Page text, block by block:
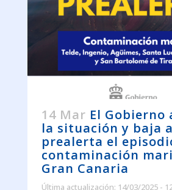
14 Mar El Gobierno
la situación y baja a
prealerta el
contaminación
Gran Canaria
Última actualización: 14/03/2025 -